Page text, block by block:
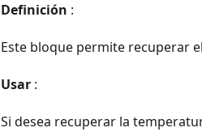
Definición :
Este bloque permite recuperar
Usar :
Si desea recuperar la